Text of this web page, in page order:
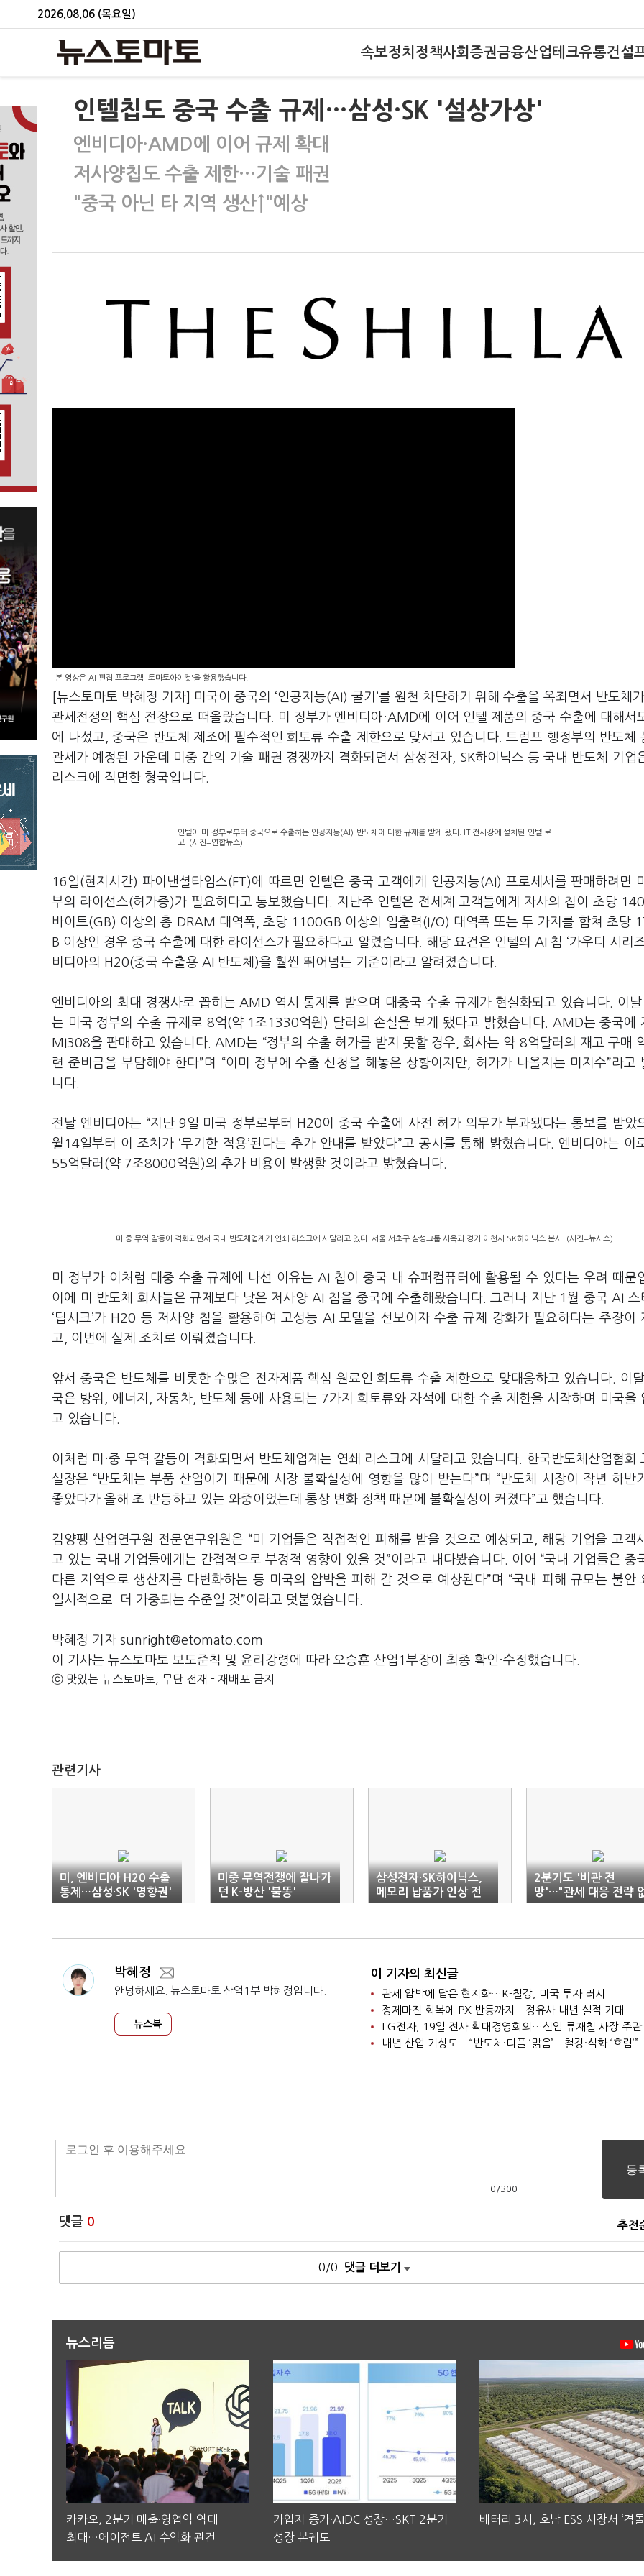
2026.08.06 (목요일)
속보정치 정책사회 증권금융산업테크유통건설
인텔칩도 중국 수출 규제…삼성·SK '설상가상'
엔비디아·AMD에 이어 규제 확대
저사양칩도 수출 제한…기술 패권
"중국 아닌 타 지역 생산↑"예상
본 영상은 AI 편집 프로그램 '토마토아이컷'을 활용했습니다.
[뉴스토마토 박혜정 기자] 미국이 중국의 ‘인공지능(AI) 굴기 ’를 원천 차단하기 위해 수출을 옥죄면서 반도체
관세전쟁의 핵심 전장으로 떠올랐습니다. 미 정부가 엔비디아·AMD에 이어 인텔 제품의 중국 수출에 대해서
에 나섰고, 중국은 반도체 제조에 필수적인 희토류 수출 제한으로 맞서고 있습니다. 트럼프 행정부의 반도체
관세가 예정된 가운데 미중 간의 기술 패권 경쟁까지 격화되면서 삼성전자, SK하이닉스 등 국내 반도체 기업
리스크에 직면한 형국입니다.
인텔이 미 정부로부터 중국으로 수출하는 인공지능(AI) 반도체에 대한 규제를 받게 됐다. IT 전시장에 설치된 인텔 로
고. (사진=연합뉴스)
16일(현지시간) 파이낸셜타임스(FT)에 따르면 인텔은 중국 고객에게 인공지능(AI) 프로세서를 판매하려면
부의 라이선스(허가증)가 필요하다고 통보했습니다. 지난주 인텔은 전세계 고객들에게 자사의 칩이 초당
바이트(GB) 이상의 총 DRAM 대역폭, 초당 1100GB 이상의 입출력(I/O) 대역폭 또는 두 가지를 합쳐 초당
B 이상인 경우 중국 수출에 대한 라이선스가 필요하다고 알렸습니다. 해당 요건은 인텔의 AI 칩 ‘가우디 시리
비디아의 H20(중국 수출용 AI 반도체)을 훨씬 뛰어넘는 기준이라고 알려졌습니다.
엔비디아의 최대 경쟁사로 꼽히는 AMD 역시 통제를 받으며 대중국 수출 규제가 현실화되고 있습니다. 이
는 미국 정부의 수출 규제로 8억(약 1조1330억원) 달러의 손실을 보게 됐다고 밝혔습니다. AMD는 중국에
MI308을 판매하고 있습니다. AMD는 “정부의 수출 허가를 받지 못할 경우, 회사는 약 8억달러의 재고 구매
련 준비금을 부담해야 한다”며 “이미 정부에 수출 신청을 해놓은 상황이지만, 허가가 나올지는 미지수”라고
니다.
전날 엔비디아는 “지난 9일 미국 정부로부터 H20이 중국 수출에 사전 허가 의무가 부과됐다는 통보를 받았
월14일부터 이 조치가 ‘무기한 적용’된다는 추가 안내를 받았다”고 공시를 통해 밝혔습니다. 엔비디아는 이
55억달러(약 7조8000억원)의 추가 비용이 발생할 것이라고 밝혔습니다.
미·중 무역 갈등이 격화되면서 국내 반도체업계가 연쇄 리스크에 시달리고 있다. 서울 서초구 삼성그룹 사옥과 경기 이천시 SK하이닉스 본사. (사진=뉴시스)
미 정부가 이처럼 대중 수출 규제에 나선 이유는 AI 칩이 중국 내 슈퍼컴퓨터에 활용될 수 있다는 우려 때문
이에 미 반도체 회사들은 규제보다 낮은 저사양 AI 칩을 중국에 수출해왔습니다. 그러나 지난 1월 중국 AI 스
‘딥시크’가 H20 등 저사양 칩을 활용하여 고성능 AI 모델을 선보이자 수출 규제 강화가 필요하다는 주장이
고, 이번에 실제 조치로 이뤄졌습니다.
앞서 중국은 반도체를 비롯한 수많은 전자제품 핵심 원료인 희토류 수출 제한으로 맞대응하고 있습니다. 이
국은 방위, 에너지, 자동차, 반도체 등에 사용되는 7가지 희토류와 자석에 대한 수출 제한을 시작하며 미국을
고 있습니다.
이처럼 미·중 무역 갈등이 격화되면서 반도체업계는 연쇄 리스크에 시달리고 있습니다. 한국반도체산업협회
실장은 “반도체는 부품 산업이기 때문에 시장 불확실성에 영향을 많이 받는다”며 “반도체 시장이 작년 하반
좋았다가 올해 초 반등하고 있는 와중이었는데 통상 변화 정책 때문에 불확실성이 커졌다”고 했습니다.
김양팽 산업연구원 전문연구위원은 “미 기업들은 직접적인 피해를 받을 것으로 예상되고, 해당 기업을 고객
고 있는 국내 기업들에게는 간접적으로 부정적 영향이 있을 것”이라고 내다봤습니다. 이어 “국내 기업들은 중
다른 지역으로 생산지를 다변화하는 등 미국의 압박을 피해 갈 것으로 예상된다”며 “국내 피해 규모는 불안
일시적으로 더 가중되는 수준일 것”이라고 덧붙였습니다.
박혜정 기자 sunright@etomato.com
이 기사는 뉴스토마토 보도준칙 및 윤리강령에 따라 오승훈 산업1부장이 최종 확인·수정했습니다.
ⓒ 맛있는 뉴스토마토, 무단 전재 - 재배포 금지
관련기사
미, 엔비디아 H20 수출
통제…삼성·SK '영향권'
미중 무역전쟁에 잘나가
던 K-방산 '불똥'
삼성전자·SK하이닉스,
메모리 납품가 인상 전
망
2분기도 '비관 전
망'…"관세 대응 전략
다"
박혜정
안녕하세요. 뉴스토마토 산업1부 박혜정입니다.
뉴스북
이 기자의 최신글
관세 압박에 답은 현지화…K-철강, 미국 투자 러시
정제마진 회복에 PX 반등까지…정유사 내년 실적 기대
LG전자, 19일 전사 확대경영회의…신임 류재철 사장 주관
내년 산업 기상도…“반도체·디플 ‘맑음’…철강·석화 ‘흐림’”
0 /300
댓글 0 추천
0/0 댓글 더보기
뉴스리듬
카카오, 2분기 매출·영업익 역대
최대…에이전트 AI 수익화 관건
가입자 증가·AIDC 성장…SKT 2분기
성장 본궤도
배터리 3사, 호남 ESS 시장서 ‘격돌